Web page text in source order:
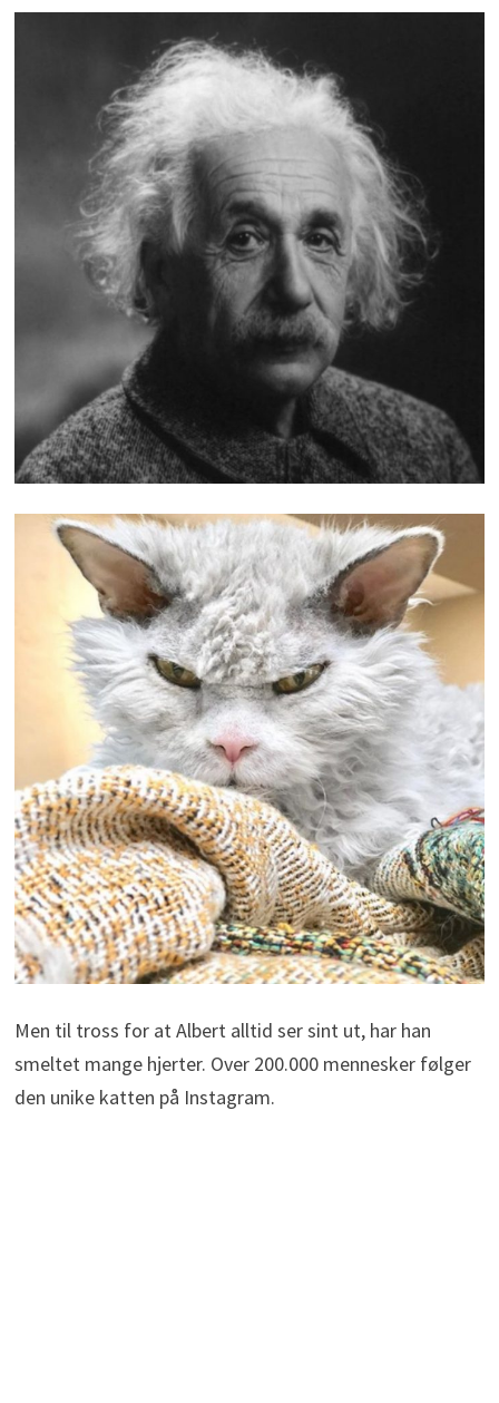
Men til tross for at Albert alltid ser sint ut, har han
smeltet mange hjerter. Over 200.000 mennesker følger
den unike katten på Instagram.